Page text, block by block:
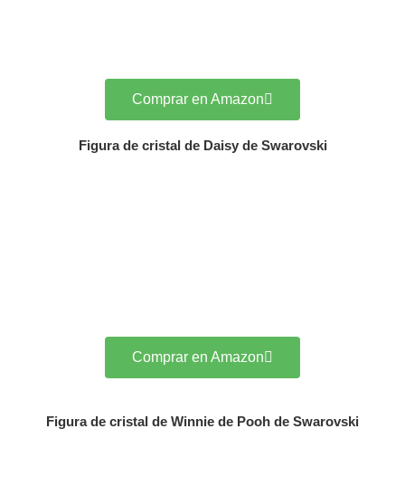
Comprar en Amazon
Figura de cristal de Daisy de Swarovski
Comprar en Amazon
Figura de cristal de Winnie de Pooh de Swarovski